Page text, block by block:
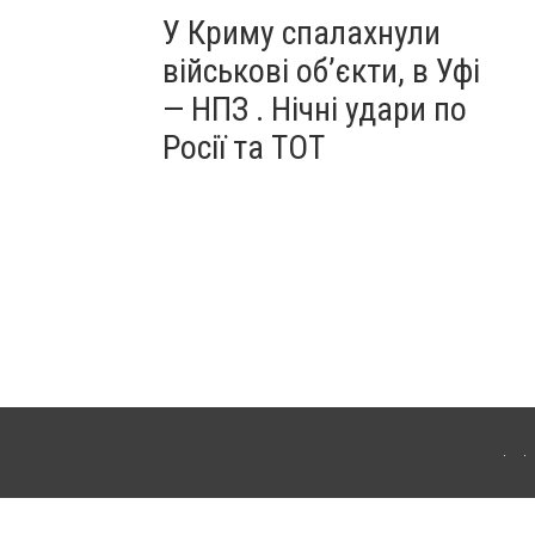
У Криму спалахнули
військові об’єкти, в Уфі
— НПЗ . Нічні удари по
Росії та ТОТ